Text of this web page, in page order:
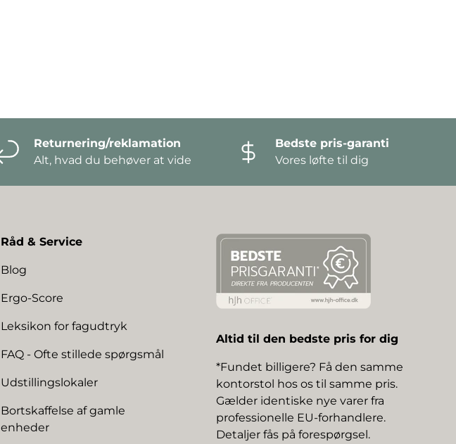
Returnering/reklamation
Alt, hvad du behøver at vide
Bedste pris-garanti
Vores løfte til dig
Råd & Service
Blog
Ergo-Score
Leksikon for fagudtryk
FAQ - Ofte stillede spørgsmål
Udstillingslokaler
Bortskaffelse af gamle
enheder
Altid til den bedste pris for dig
*Fundet billigere? Få den samme
kontorstol hos os til samme pris.
Gælder identiske nye varer fra
professionelle EU-forhandlere.
Detaljer fås på forespørgsel.